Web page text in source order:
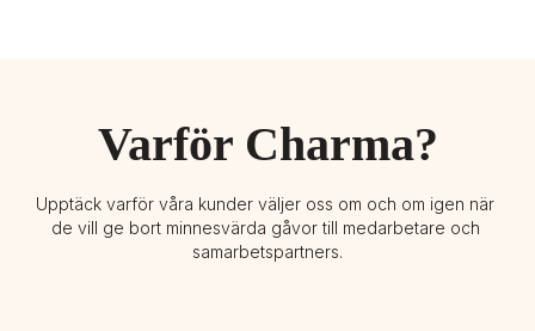
Varför Charma?
Upptäck varför våra kunder väljer oss om och om igen när
de vill ge bort minnesvärda gåvor till medarbetare och
samarbetspartners.